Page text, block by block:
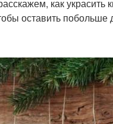
как
оставить побольше